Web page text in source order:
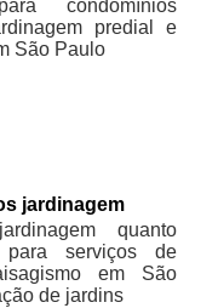
condomínios
predial e
São Paulo
jardinagem
quanto
serviços de
em São
de jardins